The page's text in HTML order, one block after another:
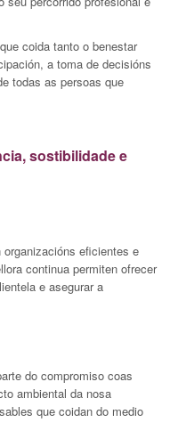
coida tanto o benestar
a toma de decisións
todas as persoas que
sostibilidade e
eficientes e
continua permiten ofrecer
e asegurar a
do compromiso coas
ambiental da nosa
que coidan do medio